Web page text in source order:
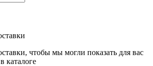
чтобы мы могли показать для вас
каталоге